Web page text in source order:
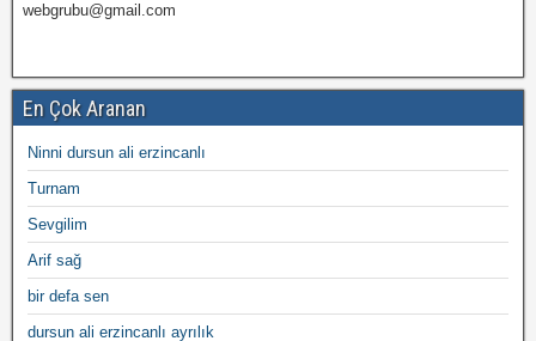
webgrubu@gmail.com
En Çok Aranan
Ninni dursun ali erzincanlı
Turnam
Sevgilim
Arif sağ
bir defa sen
dursun ali erzincanlı ayrılık